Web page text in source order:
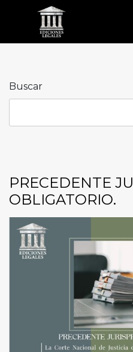
Buscar
PRECEDENTE
OBLIGATORIO.